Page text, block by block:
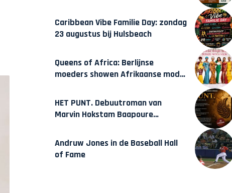
Amsterdam
Caribbean Vibe Familie Day: zondag
23 augustus bij Hulsbeach
Queens of Africa: Berlijnse
moeders showen Afrikaanse mode
HET PUNT. Debuutroman van
Marvin Hokstam Baapoure
Andruw Jones in de Baseball Hall
of Fame